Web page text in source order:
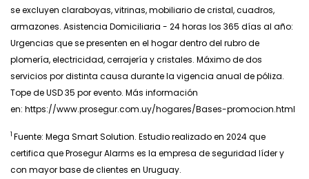
se excluyen claraboyas, vitrinas, mobiliario de cristal, cuadros,
armazones. Asistencia Domiciliaria - 24 horas los 365 días al año:
Urgencias que se presenten en el hogar dentro del rubro de
plomería, electricidad, cerrajería y cristales. Máximo de dos
servicios por distinta causa durante la vigencia anual de póliza.
Tope de USD 35 por evento. Más información
en: https://www.prosegur.com.uy/hogares/Bases-promocion.html
1 Fuente: Mega Smart Solution. Estudio realizado en 2024 que
certifica que Prosegur Alarms es la empresa de seguridad líder y
con mayor base de clientes en Uruguay.